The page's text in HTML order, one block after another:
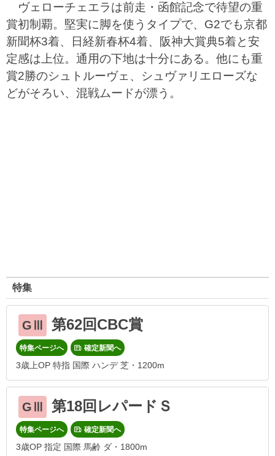
ヴェローチェエラは前走・函館記念で待望の重
賞初制覇。堅実に脚を使うタイプで、G2でも京都
新聞杯3着、日経新春杯4着、阪神大賞典5着と安
定感は上位。通用の下地は十分にある。他にも重
賞2勝のシュトルーヴェ、シュヴァリエローズな
どがそろい、混戦ムードが漂う。
特集
GⅢ 第62回CBC賞
特集ページへ 確定新聞へ
3歳上OP 特指 国際 ハンデ 芝・1200m
GⅢ 第18回レパードＳ
特集ページへ 確定新聞へ
3歳OP 指定 国際 馬齢 ダ・1800m